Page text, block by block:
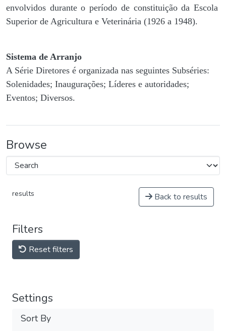
envolvidos durante o período de constituição da Escola
Superior de Agricultura e Veterinária (1926 a 1948).
Sistema de Arranjo
A Série Diretores é organizada nas seguintes Subséries:
Solenidades; Inaugurações; Líderes e autoridades;
Eventos; Diversos.
Browse
results Back to results
Filters
Reset filters
Settings
Sort By